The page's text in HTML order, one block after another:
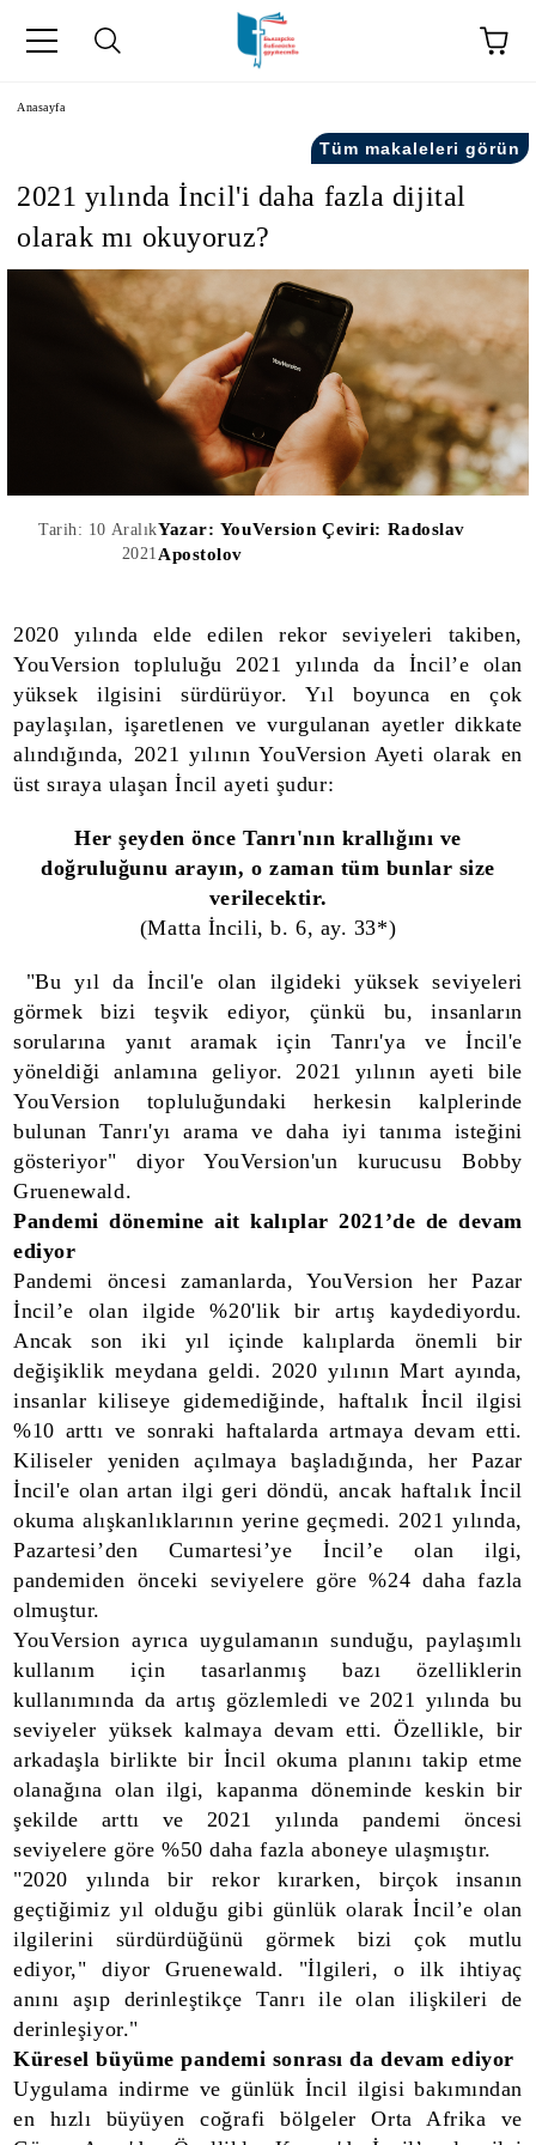
Anasayfa
Tüm makaleleri görün
2021 yılında İncil'i daha fazla dijital
olarak mı okuyoruz?
Tarih: 10 Aralık
2021
Yazar: YouVersion Çeviri: Radoslav
Apostolov
2020 yılında elde edilen rekor seviyeleri takiben,
YouVersion topluluğu 2021 yılında da İncil’e olan
yüksek ilgisini sürdürüyor. Yıl boyunca en çok
paylaşılan, işaretlenen ve vurgulanan ayetler dikkate
alındığında, 2021 yılının YouVersion Ayeti olarak en
üst sıraya ulaşan İncil ayeti şudur:
Her şeyden önce Tanrı'nın krallığını ve
doğruluğunu arayın, o zaman tüm bunlar size
verilecektir.
(Matta İncili, b. 6, ay. 33*)
"Bu yıl da İncil'e olan ilgideki yüksek seviyeleri
görmek bizi teşvik ediyor, çünkü bu, insanların
sorularına yanıt aramak için Tanrı'ya ve İncil'e
yöneldiği anlamına geliyor. 2021 yılının ayeti bile
YouVersion topluluğundaki herkesin kalplerinde
bulunan Tanrı'yı arama ve daha iyi tanıma isteğini
gösteriyor" diyor YouVersion'un kurucusu Bobby
Gruenewald.
Pandemi dönemine ait kalıplar 2021’de de devam
ediyor
Pandemi öncesi zamanlarda, YouVersion her Pazar
İncil’e olan ilgide %20'lik bir artış kaydediyordu.
Ancak son iki yıl içinde kalıplarda önemli bir
değişiklik meydana geldi. 2020 yılının Mart ayında,
insanlar kiliseye gidemediğinde, haftalık İncil ilgisi
%10 arttı ve sonraki haftalarda artmaya devam etti.
Kiliseler yeniden açılmaya başladığında, her Pazar
İncil'e olan artan ilgi geri döndü, ancak haftalık İncil
okuma alışkanlıklarının yerine geçmedi. 2021 yılında,
Pazartesi’den Cumartesi’ye İncil’e olan ilgi,
pandemiden önceki seviyelere göre %24 daha fazla
olmuştur.
YouVersion ayrıca uygulamanın sunduğu, paylaşımlı
kullanım için tasarlanmış bazı özelliklerin
kullanımında da artış gözlemledi ve 2021 yılında bu
seviyeler yüksek kalmaya devam etti. Özellikle, bir
arkadaşla birlikte bir İncil okuma planını takip etme
olanağına olan ilgi, kapanma döneminde keskin bir
şekilde arttı ve 2021 yılında pandemi öncesi
seviyelere göre %50 daha fazla aboneye ulaşmıştır.
"2020 yılında bir rekor kırarken, birçok insanın
geçtiğimiz yıl olduğu gibi günlük olarak İncil’e olan
ilgilerini sürdürdüğünü görmek bizi çok mutlu
ediyor," diyor Gruenewald. "İlgileri, o ilk ihtiyaç
anını aşıp derinleştikçe Tanrı ile olan ilişkileri de
derinleşiyor."
Küresel büyüme pandemi sonrası da devam ediyor
Uygulama indirme ve günlük İncil ilgisi bakımından
en hızlı büyüyen coğrafi bölgeler Orta Afrika ve